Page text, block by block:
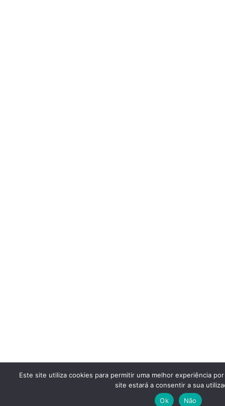
Este site utiliza cookies para permitir uma melhor experiência
site estará a consentir a sua
Ok
Não